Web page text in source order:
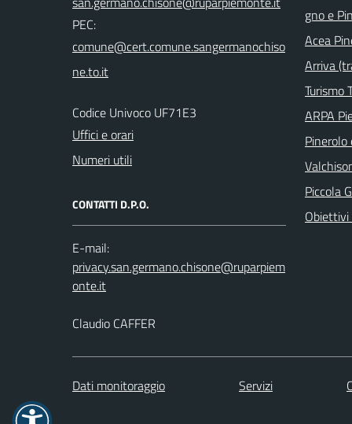
PEC:
Codice Univoco UF71E3
Uffici e orari
Numeri utili
CONTATTI D.P.O.
E-mail:
Claudio CAFFER
gno e
Acea
Arriva
Turismo
ARPA
Pinerolo
Piccola
Obiettivi
Dati monitoraggio Servizi